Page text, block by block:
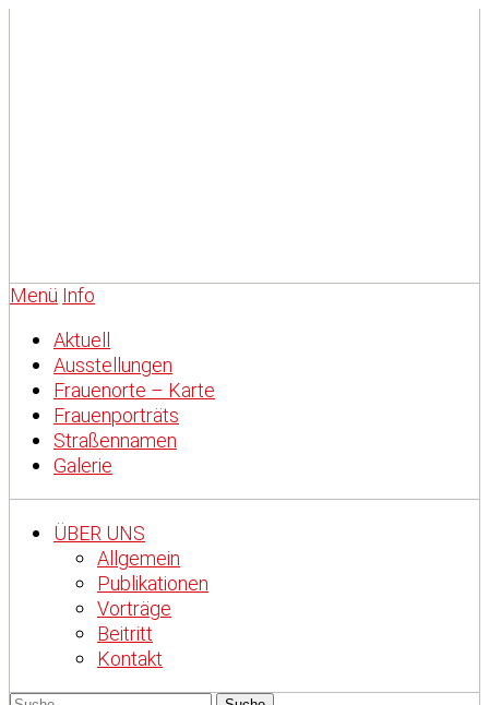
Menü Info
Aktuell
Ausstellungen
Frauenorte – Karte
Frauenporträts
Straßennamen
Galerie
ÜBER UNS
Allgemein
Publikationen
Vorträge
Beitritt
Kontakt